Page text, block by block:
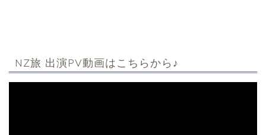
NZ旅 出演PV動画はこちらから♪